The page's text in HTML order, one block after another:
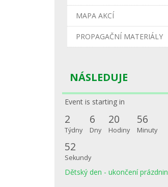
MAPA AKCÍ
PROPAGAČNÍ MATERIÁLY
NÁSLEDUJE
Event is starting in
2
Týdny
6
Dny
20
Hodiny
56
Minuty
52
Sekundy
Dětský den - ukončení prázdnin